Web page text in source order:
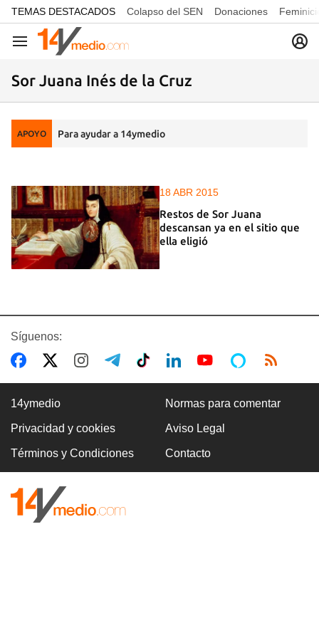
common.go-to-content
TEMAS DESTACADOS Colapso del SEN Donaciones
Navegación
Sor Juana Inés de la Cruz
APOYO Para ayudar a 14ymedio
18 ABR 2015
Restos de Sor Juana
descansan ya en el sitio que
ella eligió
Síguenos:
14ymedio Normas para comentar
Privacidad y cookies Aviso Legal
Términos y Condiciones Contacto